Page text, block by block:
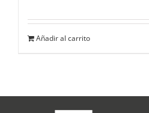
Añadir al carrito